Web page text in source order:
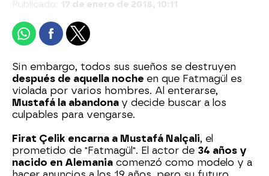
Publicado: 17 de enero de 2018, 10:11
Sin embargo, todos sus sueños se destruyen
después de aquella noche en que Fatmagül es
violada por varios hombres. Al enterarse,
Mustafá la abandona y decide buscar a los
culpables para vengarse.
Firat Çelik encarna a Mustafá Nalçali, el
prometido de "Fatmagül". El actor de 34 años y
nacido en Alemania comenzó como modelo y a